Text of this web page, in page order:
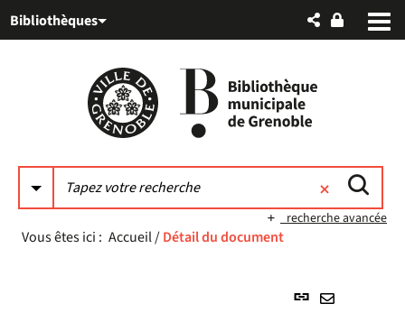
au
auBibliothèques
recherche avancée
Vous êtes ici : Accueil/Détail du document
Lien